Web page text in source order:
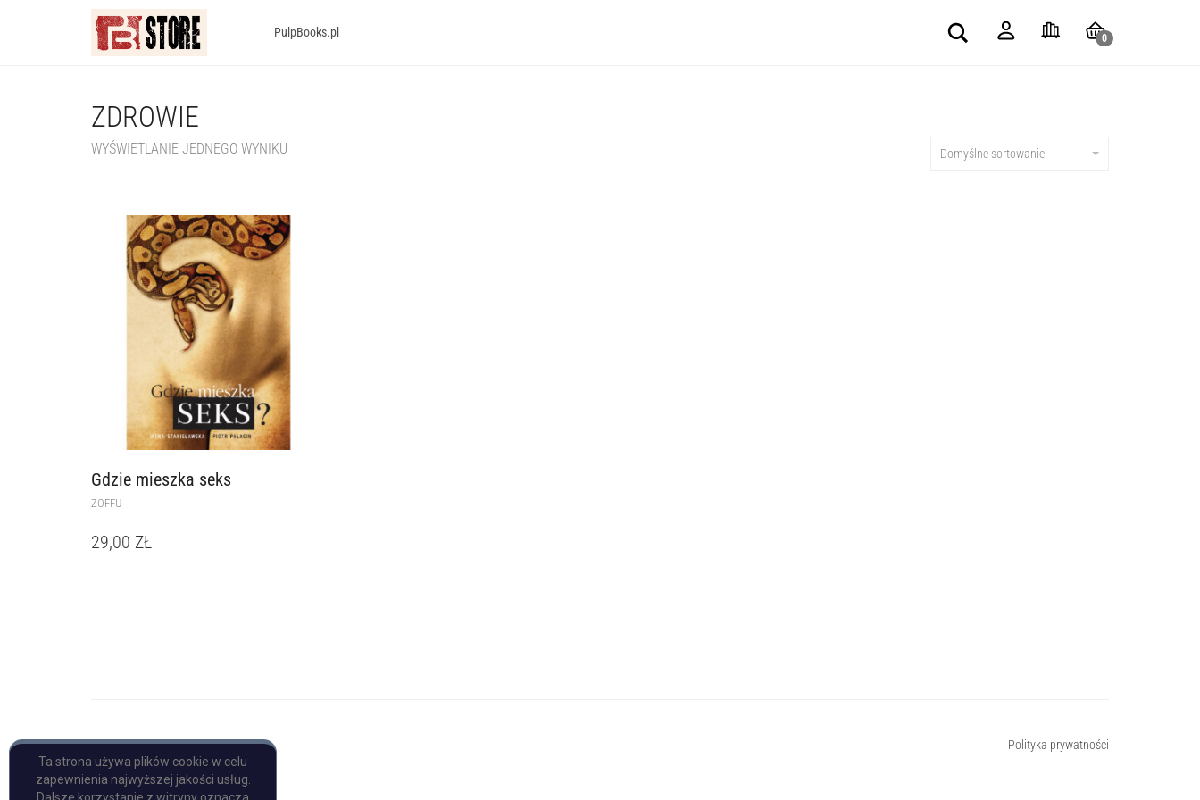
PulpBooks.pl Search
0
ZDROWIE
WYŚWIETLANIE JEDNEGO WYNIKU Domyślne sortowanie
Gdzie mieszka seks
ZOFFU
29,00 ZŁ
Copyright © Pulp Books
Polityka prywatności
Ta strona używa plików cookie w celu
zapewnienia najwyższej jakości usług.